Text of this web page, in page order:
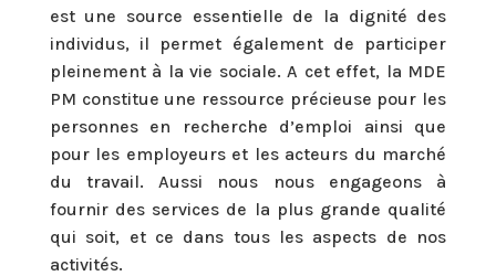
est une source essentielle de la dignité des
individus, il permet également de participer
pleinement à la vie sociale. A cet effet, la MDE
PM constitue une ressource précieuse pour les
personnes en recherche d’emploi ainsi que
pour les employeurs et les acteurs du marché
du travail. Aussi nous nous engageons à
fournir des services de la plus grande qualité
qui soit, et ce dans tous les aspects de nos
activités.